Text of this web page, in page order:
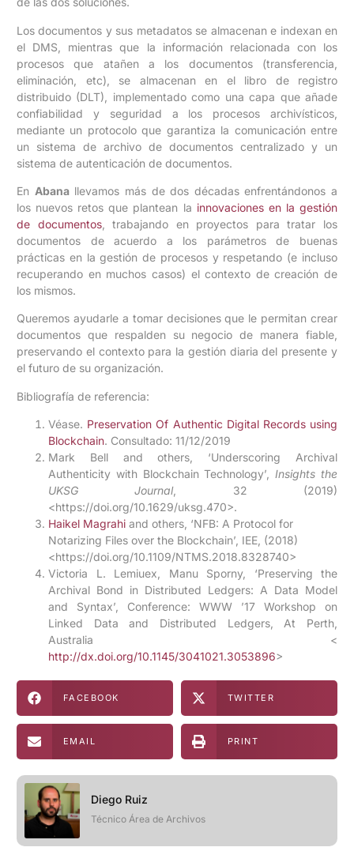
Los documentos y sus metadatos se almacenan e indexan en
el DMS, mientras que la información relacionada con los
procesos que atañen a los documentos (transferencia,
eliminación, etc), se almacenan en el libro de registro
distribuido (DLT), implementado como una capa que añade
confiabilidad y seguridad a los procesos archivísticos,
mediante un protocolo que garantiza la comunicación entre
un sistema de archivo de documentos centralizado y un
sistema de autenticación de documentos.
En Abanallevamos más de dos décadas enfrentándonos a
los nuevos retos que plantean la innovaciones en la gestión
de documentos, trabajando en proyectos para tratar los
documentos de acuerdo a los parámetros de buenas
prácticas en la gestión de procesos y respetando (e incluso
recuperando en muchos casos) el contexto de creación de
los mismos.
Queremos ayudarle a tomar decisiones que le permitan crear
documentos que respalden su negocio de manera fiable,
preservando el contexto para la gestión diaria del presente y
el futuro de su organización.
Bibliografía de referencia:
Véase. Preservation Of Authentic Digital Records using
Blockchain. Consultado: 11/12/2019
Mark Bell and others, ‘Underscoring Archival
Authenticity with Blockchain Technology’, Insights the
UKSG Journal, 32 (2019)
<https://doi.org/10.1629/uksg.470>.
Haikel Magrahi and others, ‘NFB: A Protocol for
Notarizing Files over the Blockchain’, IEE, (2018)
<https://doi.org/10.1109/NTMS.2018.8328740>
Victoria L. Lemiuex, Manu Sporny, ‘Preserving the
Archival Bond in Distributed Ledgers: A Data Model
and Syntax’, Conference: WWW ’17 Workshop on
Linked Data and Distributed Ledgers, At Perth,
Australia <
http://dx.doi.org/10.1145/3041021.3053896>
FACEBOOK TWITTER
EMAIL PRINT
Diego Ruiz
Técnico Área de Archivos